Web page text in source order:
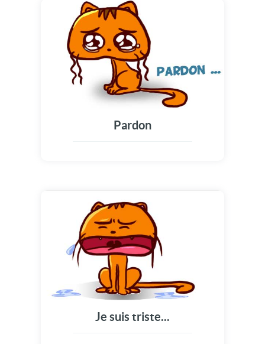
Pardon
Je suis triste...